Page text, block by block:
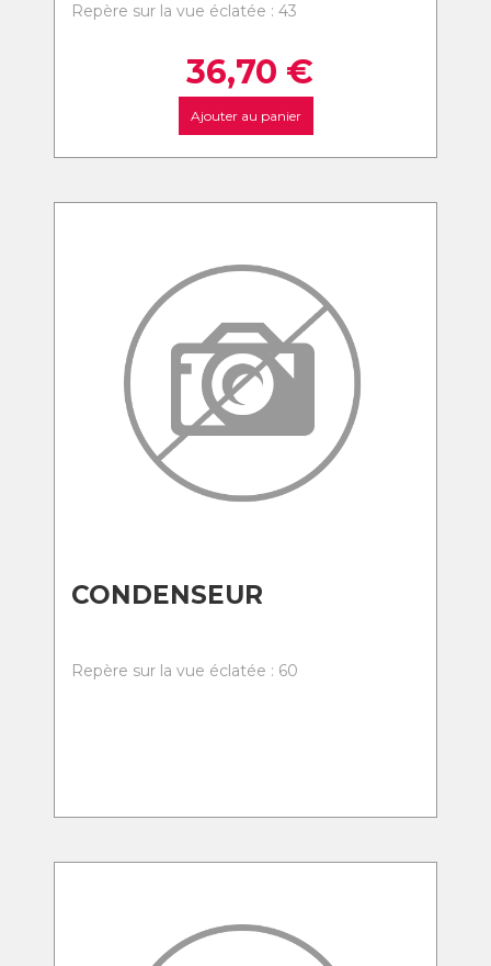
Repère sur la vue éclatée : 43
36,70 €
Ajouter au panier
CONDENSEUR
Repère sur la vue éclatée : 60